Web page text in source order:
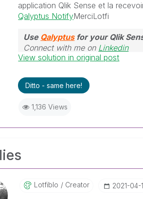
application Qlik Sense et la
Qalyptus NotifyMerciLotfi
Use Qalyptusfor your Qlik
Connect with me on Linkedin
View solution in original post
Ditto - same here!
1,136 Views
Lotfiblo Creator ‎2021-04-